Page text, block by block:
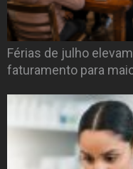
Férias de julho
faturamento para